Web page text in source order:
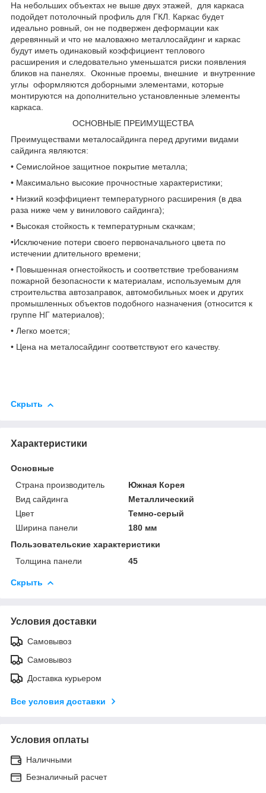
На небольших объектах не выше двух этажей, для каркаса
подойдет потолочный профиль для ГКЛ. Каркас будет
идеально ровный, он не подвержен деформации как
деревянный и что не маловажно металлосайдинг и каркас
будут иметь одинаковый коэффициент теплового
расширения и следовательно уменьшатся риски появления
бликов на панелях. Оконные проемы, внешние и внутренние
углы оформляются доборными элементами, которые
монтируются на дополнительно установленные элементы
каркаса.
ОСНОВНЫЕ ПРЕИМУЩЕСТВА
Преимуществами металосайдинга перед другими видами
сайдинга являются:
• Семислойное защитное покрытие металла;
• Максимально высокие прочностные характеристики;
• Низкий коэффициент температурного расширения (в два
раза ниже чем у винилового сайдинга);
• Высокая стойкость к температурным скачкам;
•Исключение потери своего первоначального цвета по
истечении длительного времени;
• Повышенная огнестойкость и соответствие требованиям
пожарной безопасности к материалам, используемым для
строительства автозаправок, автомобильных моек и других
промышленных объектов подобного назначения (относится к
группе НГ материалов);
• Легко моется;
• Цена на металосайдинг соответствуют его качеству.
Скрыть
Характеристики
Основные
Страна производитель
Южная Корея
Вид сайдинга
Металлический
Цвет
Темно-серый
Ширина панели
180 мм
Пользовательские характеристики
Толщина панели
45
Скрыть
Условия доставки
Самовывоз
Самовывоз
Доставка курьером
Все условия доставки
Условия оплаты
Наличными
Безналичный расчет